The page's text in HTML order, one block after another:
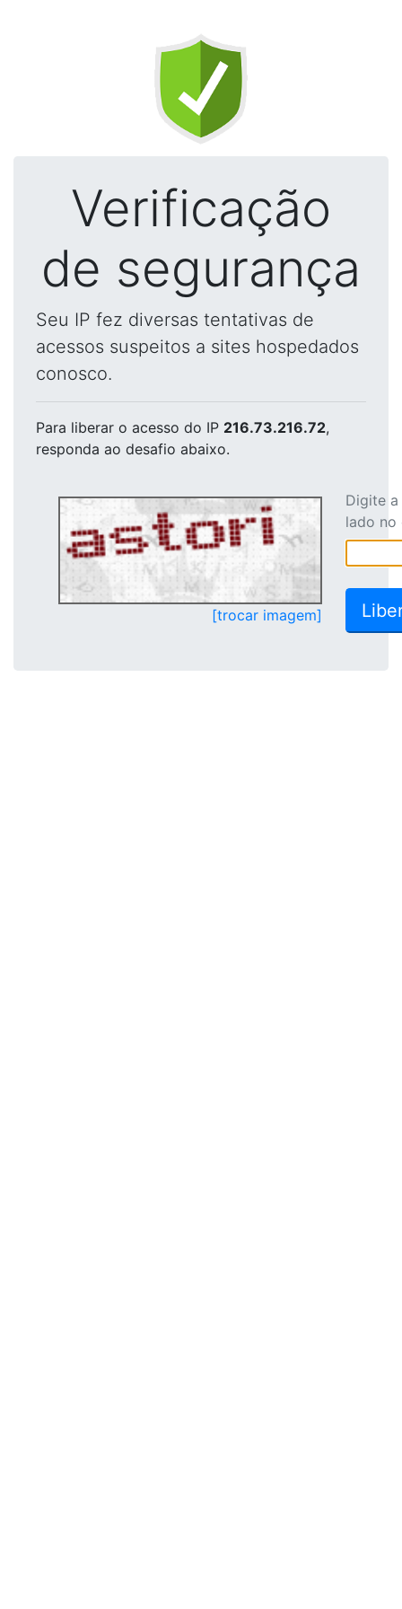
Verificação
de segurança
Seu IP fez diversas tentativas de
acessos suspeitos a sites hospedados
conosco.
Para liberar o acesso do IP 216.73.216.72,
responda ao desafio abaixo.
[trocar imagem]
Digite
lado no